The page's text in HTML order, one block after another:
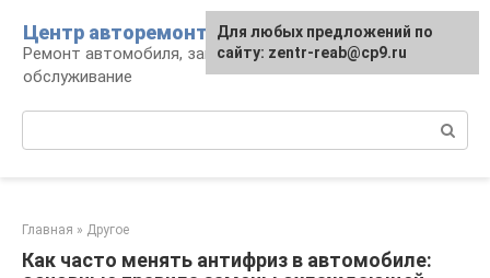
контенту
Центр авторемонта
Ремонт автомобиля, запчасти и
обслуживание
Главная » Другое
Как часто менять антифриз в автомобиле:
Для любых предложений по
сайту: zentr-reab@cp9.ru